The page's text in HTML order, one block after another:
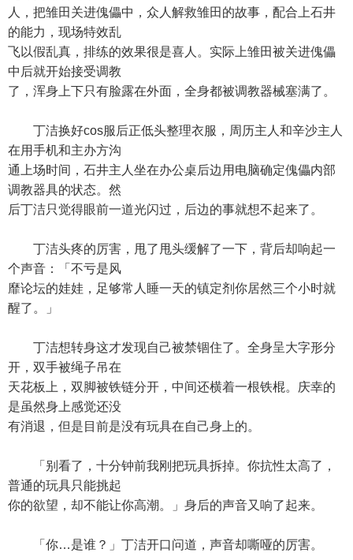
人，把雏田关进傀儡中，众人解救雏田的故事，配合上石井
的能力，现场特效乱
飞以假乱真，排练的效果很是喜人。实际上雏田被关进傀儡
中后就开始接受调教
了，浑身上下只有脸露在外面，全身都被调教器械塞满了。
丁洁换好cos服后正低头整理衣服，周历主人和辛沙主人
在用手机和主办方沟
通上场时间，石井主人坐在办公桌后边用电脑确定傀儡内部
调教器具的状态。然
后丁洁只觉得眼前一道光闪过，后边的事就想不起来了。
丁洁头疼的厉害，甩了甩头缓解了一下，背后却响起一
个声音：「不亏是风
靡论坛的娃娃，足够常人睡一天的镇定剂你居然三个小时就
醒了。」
丁洁想转身这才发现自己被禁锢住了。全身呈大字形分
开，双手被绳子吊在
天花板上，双脚被铁链分开，中间还横着一根铁棍。庆幸的
是虽然身上感觉还没
有消退，但是目前是没有玩具在自己身上的。
「别看了，十分钟前我刚把玩具拆掉。你抗性太高了，
普通的玩具只能挑起
你的欲望，却不能让你高潮。」身后的声音又响了起来。
「你…是谁？」丁洁开口问道，声音却嘶哑的厉害。